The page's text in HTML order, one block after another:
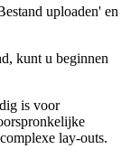
uploaden' en
kunt u beginnen
is voor
lay-outs.